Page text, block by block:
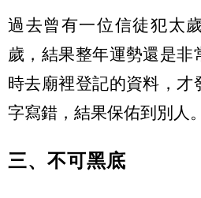
過去曾有一位信徒犯太
歲，結果整年運勢還是非
時去廟裡登記的資料，才
字寫錯，結果保佑到別人。
三、不可黑底